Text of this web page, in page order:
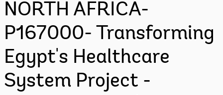
NORTH AFRICA-
P167000- Transforming
Egypt's Healthcare
System Project -